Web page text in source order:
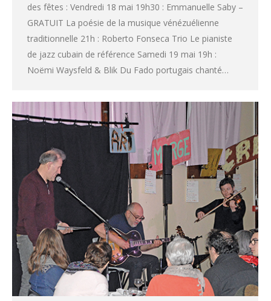
des fêtes : Vendredi 18 mai 19h30 : Emmanuelle Saby –
GRATUIT La poésie de la musique vénézuélienne
traditionnelle 21h : Roberto Fonseca Trio Le pianiste
de jazz cubain de référence Samedi 19 mai 19h :
Noëmi Waysfeld & Blik Du Fado portugais chanté…